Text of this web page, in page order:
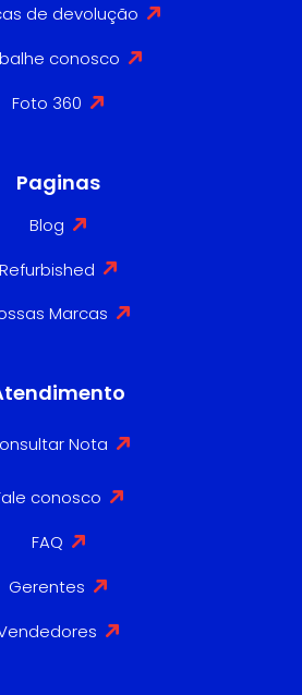
de devolução
conosco
Foto 360
Paginas
Blog
Refurbished
Marcas
Nota
conosco
FAQ
Gerentes